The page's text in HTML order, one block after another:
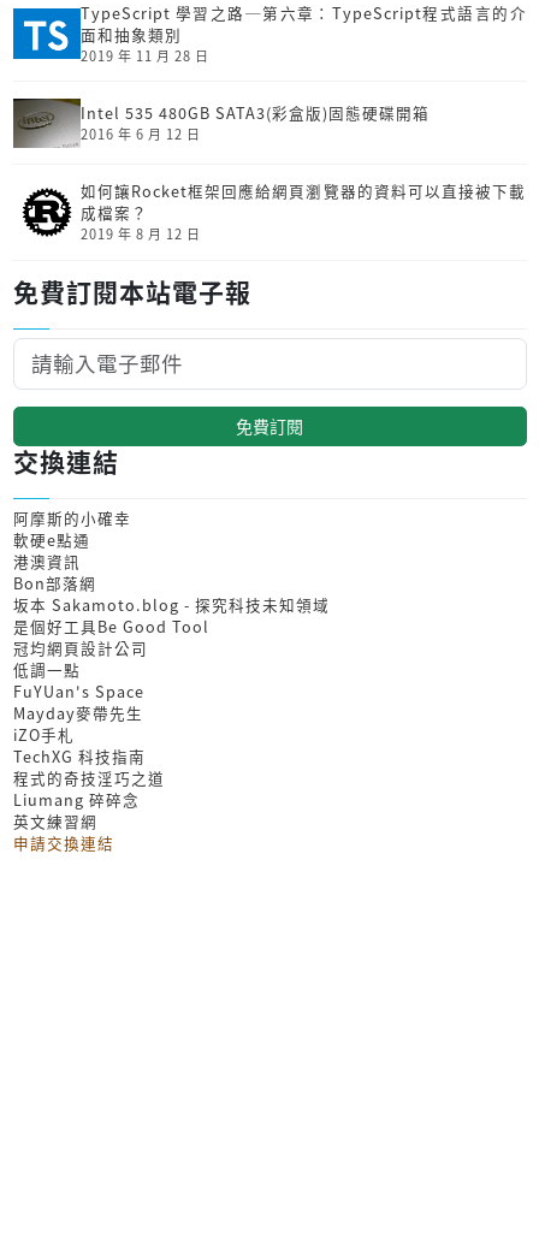
TypeScript 學習之路─第六章：TypeScript程式語言的介
面和抽象類別
2019 年 11 月 28 日
Intel 535 480GB SATA3(彩盒版)固態硬碟開箱
2016 年 6 月 12 日
如何讓Rocket框架回應給網頁瀏覽器的資料可以直接被下載
成檔案？
2019 年 8 月 12 日
免費訂閱本站電子報
免費訂閱
交換連結
阿摩斯的小確幸
軟硬e點通
港澳資訊
Bon部落網
坂本 Sakamoto.blog - 探究科技未知領域
是個好工具Be Good Tool
冠均網頁設計公司
低調一點
FuYUan's Space
Mayday麥帶先生
iZO手札
TechXG 科技指南
程式的奇技淫巧之道
Liumang 碎碎念
英文練習網
申請交換連結